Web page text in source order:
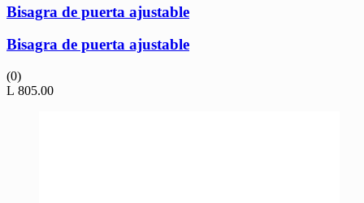
Bisagra de puerta ajustable
Bisagra de puerta ajustable
(0)
L 805.00